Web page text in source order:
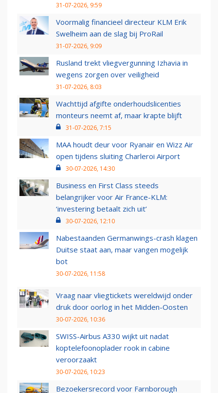
31-07-2026, 9:59
Voormalig financieel directeur KLM Erik
Swelheim aan de slag bij ProRail
31-07-2026, 9:09
Rusland trekt vliegvergunning Izhavia in
wegens zorgen over veiligheid
31-07-2026, 8:03
Wachttijd afgifte onderhoudslicenties
monteurs neemt af, maar krapte blijft
31-07-2026, 7:15
MAA houdt deur voor Ryanair en Wizz Air
open tijdens sluiting Charleroi Airport
30-07-2026, 14:30
Business en First Class steeds
belangrijker voor Air France-KLM:
‘investering betaalt zich uit’
30-07-2026, 12:10
Nabestaanden Germanwings-crash klagen
Duitse staat aan, maar vangen mogelijk
bot
30-07-2026, 11:58
Vraag naar vliegtickets wereldwijd onder
druk door oorlog in het Midden-Oosten
30-07-2026, 10:36
SWISS-Airbus A330 wijkt uit nadat
koptelefoonoplader rook in cabine
veroorzaakt
30-07-2026, 10:23
Bezoekersrecord voor Farnborough